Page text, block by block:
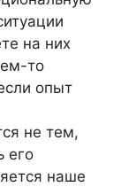
на них
то
опыт
не тем,
его
наше